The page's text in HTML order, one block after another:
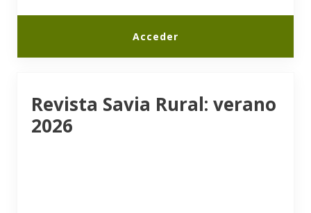
Acceder
Revista Savia Rural: verano
2026